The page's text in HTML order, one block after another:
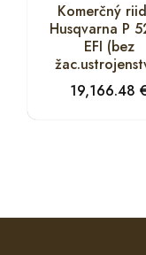
Komerčný
Husqvarna P
EFI (bez
19,166.48